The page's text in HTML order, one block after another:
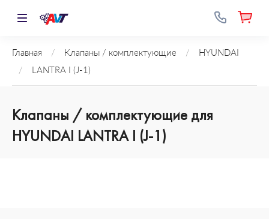
Главная / Клапаны / комплектующие /
HYUNDAI
/
LANTRA I (J-1)
Клапаны / комплектующие для
HYUNDAI LANTRA I (J-1)